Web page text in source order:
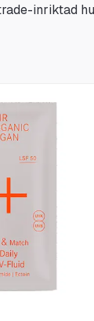
inriktad